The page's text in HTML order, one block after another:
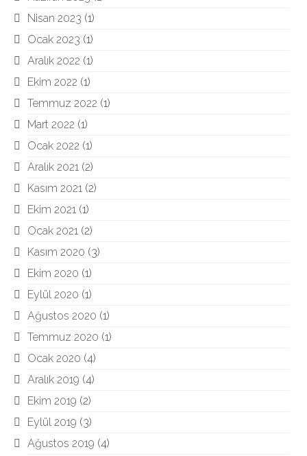
Nisan 2023 (1)
Ocak 2023 (1)
Aralık 2022 (1)
Ekim 2022 (1)
Temmuz 2022 (1)
Mart 2022 (1)
Ocak 2022 (1)
Aralık 2021 (2)
Kasım 2021 (2)
Ekim 2021 (1)
Ocak 2021 (2)
Kasım 2020 (3)
Ekim 2020 (1)
Eylül 2020 (1)
Ağustos 2020 (1)
Temmuz 2020 (1)
Ocak 2020 (4)
Aralık 2019 (4)
Ekim 2019 (2)
Eylül 2019 (3)
Ağustos 2019 (4)